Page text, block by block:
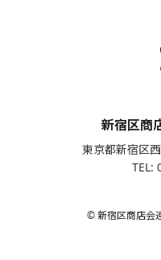
新宿区商
東京都新宿区
TEL:
© 新宿区商店会